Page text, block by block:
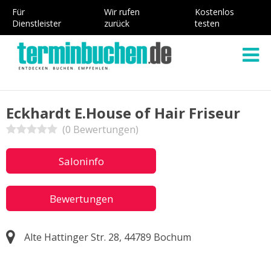
Für
Dienstleister
Wir rufen
zurück
Kostenlos
testen
Eckhardt E.House of Hair Friseur
(0 Bewertungen)
Saloninfo
Bewertungen
Alte Hattinger Str. 28, 44789 Bochum